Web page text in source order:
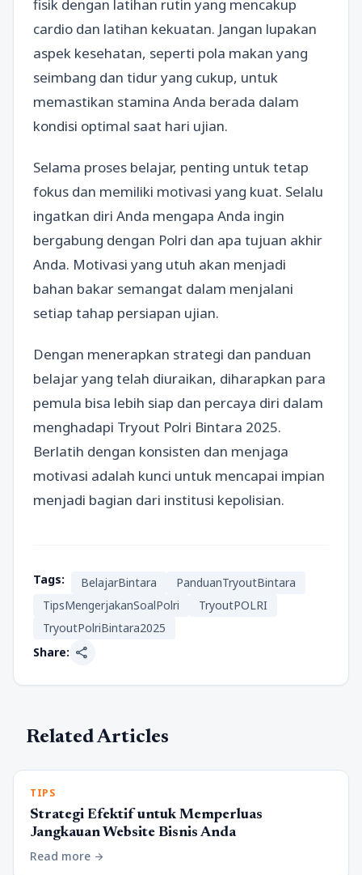
fisik dengan latihan rutin yang mencakup
cardio dan latihan kekuatan. Jangan lupakan
aspek kesehatan, seperti pola makan yang
seimbang dan tidur yang cukup, untuk
memastikan stamina Anda berada dalam
kondisi optimal saat hari ujian.
Selama proses belajar, penting untuk tetap
fokus dan memiliki motivasi yang kuat. Selalu
ingatkan diri Anda mengapa Anda ingin
bergabung dengan Polri dan apa tujuan akhir
Anda. Motivasi yang utuh akan menjadi
bahan bakar semangat dalam menjalani
setiap tahap persiapan ujian.
Dengan menerapkan strategi dan panduan
belajar yang telah diuraikan, diharapkan para
pemula bisa lebih siap dan percaya diri dalam
menghadapi Tryout Polri Bintara 2025.
Berlatih dengan konsisten dan menjaga
motivasi adalah kunci untuk mencapai impian
menjadi bagian dari institusi kepolisian.
Tags: BelajarBintara
PanduanTryoutBintara
TipsMengerjakanSoalPolri
TryoutPOLRI
TryoutPolriBintara2025
Share: share
Related Articles
TIPS
Strategi Efektif untuk Memperluas
Jangkauan Website Bisnis Anda
Read more arrow_forward